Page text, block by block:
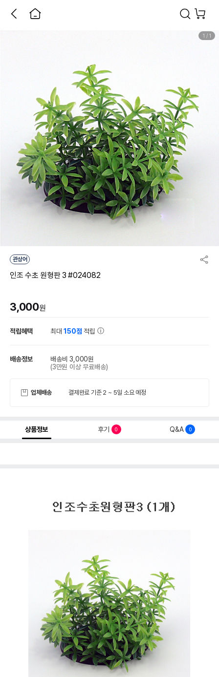
1 / 1
관상어
인조 수초 원형판 3 #024082
3,000원
적립혜택 최대150점 적립
배송정보
배송비 3,000원
(3만원 이상 무료배송)
업체배송 결제완료 기준 2 ~ 5일 소요 예정
상품정보 후기 0 Q&A 0